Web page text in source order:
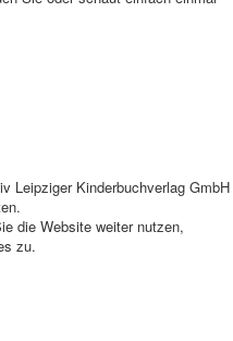
Leipziger Kinderbuchverlag GmbH
die Website weiter nutzen,
zu.